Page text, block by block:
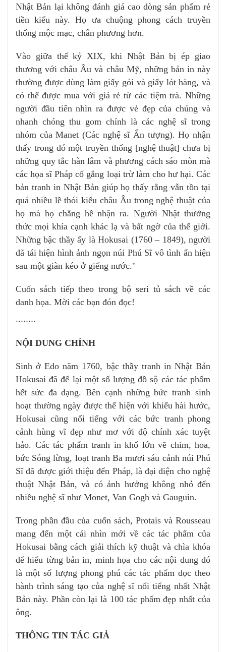
Nhật Bản lại không đánh giá cao dòng sản phẩm rẻ
tiền kiểu này. Họ ưa chuộng phong cách truyền
thống mộc mạc, chân phương hơn.
Vào giữa thế kỷ XIX, khi Nhật Bản bị ép giao
thương với châu Âu và châu Mỹ, những bản in này
thường được dùng làm giấy gói và giấy lót hàng, và
có thể được mua với giá rẻ từ các tiệm trà. Những
người đầu tiên nhìn ra được vẻ đẹp của chúng và
nhanh chóng thu gom chính là các nghệ sĩ trong
nhóm của Manet (Các nghệ sĩ Ấn tượng). Họ nhận
thấy trong đó một truyền thống [nghệ thuật] chưa bị
những quy tắc hàn lâm và phương cách sáo mòn mà
các họa sĩ Pháp cố gắng loại trừ làm cho hư hại. Các
bản tranh in Nhật Bản giúp họ thấy rằng vẫn tồn tại
quá nhiều lề thói kiểu châu Âu trong nghệ thuật của
họ mà họ chẳng hề nhận ra. Người Nhật thưởng
thức mọi khía cạnh khác lạ và bất ngờ của thế giới.
Những bậc thầy ấy là Hokusai (1760 – 1849), người
đã tái hiện hình ảnh ngọn núi Phú Sĩ vô tình ẩn hiện
sau một giàn kéo ở giếng nước."
Cuốn sách tiếp theo trong bộ seri tủ sách về các
danh họa. Mời các bạn đón đọc!
........
NỘI DUNG CHÍNH
Sinh ở Edo năm 1760, bậc thầy tranh in Nhật Bản
Hokusai đã để lại một số lượng đồ sộ các tác phẩm
hết sức đa dạng. Bên cạnh những bức tranh sinh
hoạt thường ngày được thể hiện với khiếu hài hước,
Hokusai cũng nổi tiếng với các bức tranh phong
cảnh hùng vĩ đẹp như mơ với độ chính xác tuyệt
hảo. Các tác phẩm tranh in khổ lớn vẽ chim, hoa,
bức Sóng lừng, loạt tranh Ba mươi sáu cảnh núi Phú
Sĩ đã được giới thiệu đến Pháp, là đại diện cho nghệ
thuật Nhật Bản, và có ảnh hưởng không nhỏ đến
nhiều nghệ sĩ như Monet, Van Gogh và Gauguin.
Trong phần đầu của cuốn sách, Protais và Rousseau
mang đến một cái nhìn mới về các tác phẩm của
Hokusai bằng cách giải thích kỹ thuật và chìa khóa
để hiểu từng bản in, minh họa cho các nội dung đó
là một số lượng phong phú các tác phẩm dọc theo
hành trình sáng tạo của nghệ sĩ nổi tiếng nhất Nhật
Bản này. Phần còn lại là 100 tác phẩm đẹp nhất của
ông.
THÔNG TIN TÁC GIẢ